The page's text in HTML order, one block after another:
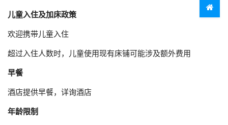
儿童入住及加床政策
欢迎携带儿童入住
超过入住人数时，儿童使用现有床铺可能涉及额外费用
早餐
酒店提供早餐，详询酒店
年龄限制